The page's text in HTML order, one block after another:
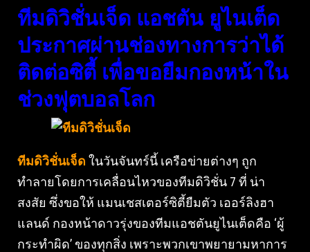
ทีมดิวิชั่นเจ็ด แอชตัน ยูไนเต็ด
ประกาศผ่านช่องทางการว่าได้
ติดต่อซิตี้ เพื่อขอยืมกองหน้าใน
ช่วงฟุตบอลโลก
ทีมดิวิชั่นเจ็ด ในวันจันทร์นี้ เครือข่ายต่างๆ ถูก
ทำลายโดยการเคลื่อนไหวของทีมดิวิชั่น 7 ที่ น่า
สงสัย ซึ่งขอให้ แมนเชสเตอร์ซิตี้ยืมตัว เออร์ลิงฮา
แลนด์ กองหน้าดาวรุ่งของทีมแอชตันยูไนเต็ดคือ ‘ผู้
กระทำผิด’ ของทุกสิ่ง เพราะพวกเขาพยายามหาการ